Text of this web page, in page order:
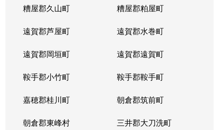
糟屋郡久山町 糟屋郡粕屋町
遠賀郡芦屋町 遠賀郡水巻町
遠賀郡岡垣町 遠賀郡遠賀町
鞍手郡小竹町 鞍手郡鞍手町
嘉穂郡桂川町 朝倉郡筑前町
朝倉郡東峰村 三井郡大刀洗町